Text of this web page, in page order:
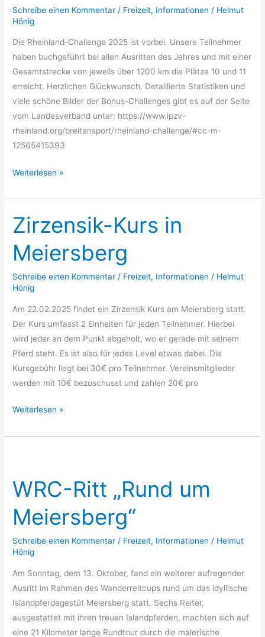
Schreibe einen Kommentar / Freizeit, Informationen / Helmut
Hönig
Die Rheinland-Challenge 2025 ist vorbei. Unsere Teilnehmer
haben buchgeführt bei allen Ausritten des Jahres und mit einer
Gesamtstrecke von jeweils über 1200 km die Plätze 10 und 11
erreicht. Herzlichen Glückwunsch. Detaillierte Statistiken und
viele schöne Bilder der Bonus-Challenges gibt es auf der Seite
vom Landesverband unter: https://www.ipzv-
rheinland.org/breitensport/rheinland-challenge/#cc-m-
12565415393
Weiterlesen »
Zirzensik-Kurs in
Meiersberg
Schreibe einen Kommentar / Freizeit, Informationen / Helmut
Hönig
Am 22.02.2025 findet ein Zirzensik Kurs am Meiersberg statt.
Der Kurs umfasst 2 Einheiten für jeden Teilnehmer. Hierbei
wird jeder an dem Punkt abgeholt, wo er gerade mit seinem
Pferd steht. Es ist also für jedes Level etwas dabei. Die
Kursgebühr liegt bei 30€ pro Teilnehmer. Vereinsmitglieder
werden mit 10€ bezuschusst und zahlen 20€ pro
Zirzensik-
Kurs
in
Meiersberg
Weiterlesen »
WRC-Ritt „Rund um
Meiersberg“
Schreibe einen Kommentar / Freizeit, Informationen / Helmut
Hönig
Am Sonntag, dem 13. Oktober, fand ein weiterer aufregender
Ausritt im Rahmen des Wanderreitcups rund um das idyllische
Islandpferdegestüt Meiersberg statt. Sechs Reiter,
ausgestattet mit ihren treuen Islandpferden, machten sich auf
eine 21 Kilometer lange Rundtour durch die malerische
„Rund
um
Meiersberg“